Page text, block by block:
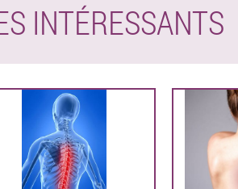
INTÉRESSANTS